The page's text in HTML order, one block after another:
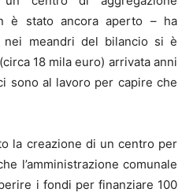
è stato ancora aperto – ha
nei meandri del bilancio si è
18 mila euro) arrivata anni
sono al lavoro per capire che
la creazione di un centro per
l’amministrazione comunale
i fondi per finanziare 100